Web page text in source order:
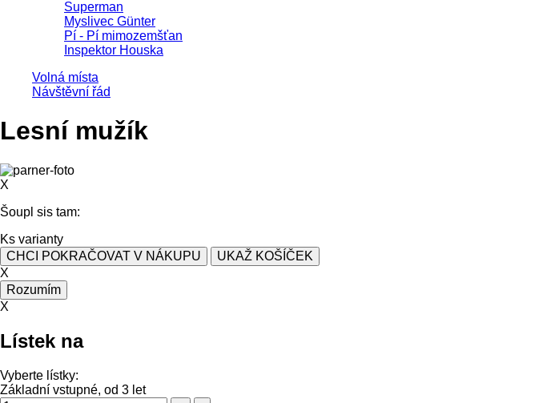
Superman
Myslivec Günter
Pí - Pí mimozemšťan
Inspektor Houska
Volná místa
Návštěvní řád
Lesní mužík
X
Šoupl sis tam:
Ks varianty
CHCI POKRAČOVAT V NÁKUPU
UKAŽ KOŠÍČEK
X
Rozumím
X
Lístek na
Vyberte lístky:
Základní vstupné, od 3 let